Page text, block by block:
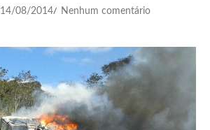
14/08/2014/ Nenhum comentário